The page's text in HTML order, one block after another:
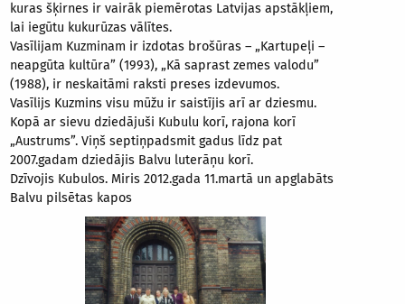
kuras šķirnes ir vairāk piemērotas Latvijas apstākļiem,
lai iegūtu kukurūzas vālītes.
Vasīlijam Kuzminam ir izdotas brošūras – „Kartupeļi –
neapgūta kultūra” (1993), „Kā saprast zemes valodu”
(1988), ir neskaitāmi raksti preses izdevumos.
Vasīlijs Kuzmins visu mūžu ir saistījis arī ar dziesmu.
Kopā ar sievu dziedājuši Kubulu korī, rajona korī
„Austrums”. Viņš septiņpadsmit gadus līdz pat
2007.gadam dziedājis Balvu luterāņu korī.
Dzīvojis Kubulos. Miris 2012.gada 11.martā un apglabāts
Balvu pilsētas kapos